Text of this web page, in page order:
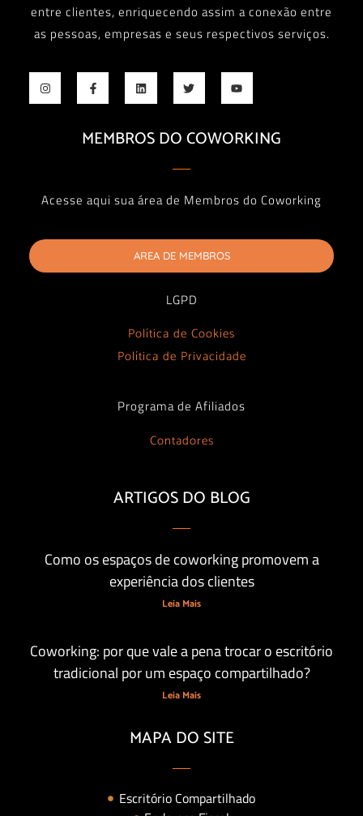
entre clientes, enriquecendo assim a conexão entre
as pessoas, empresas e seus respectivos serviços.
MEMBROS DO COWORKING
Acesse aqui sua área de Membros do Coworking
AREA DE MEMBROS
LGPD
Política de Cookies
Política de Privacidade
Programa de Afiliados
Contadores
ARTIGOS DO BLOG
Como os espaços de coworking promovem a
experiência dos clientes
Leia Mais
Coworking: por que vale a pena trocar o escritório
tradicional por um espaço compartilhado?
Leia Mais
MAPA DO SITE
Escritório Compartilhado